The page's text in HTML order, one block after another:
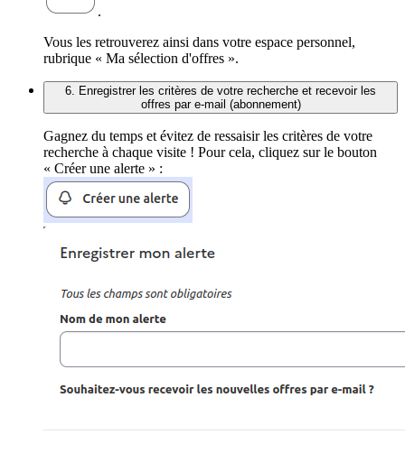
.
Vous les retrouverez ainsi dans votre espace personnel,
rubrique « Ma sélection d'offres ».
6. Enregistrer les critères de votre recherche et recevoir les
offres par e-mail (abonnement)
Gagnez du temps et évitez de ressaisir les critères de votre
recherche à chaque visite ! Pour cela, cliquez sur le bouton
« Créer une alerte » :